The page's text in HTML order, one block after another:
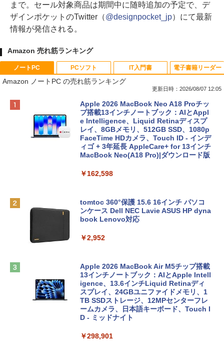
まで。セール対象商品は期間中に随時追加の予定で、デ
ザインポケットのTwitter（@designpocket_jp）にて最新
情報が発信される。
Amazon 売れ筋ランキング
ノートPC
Amazon ノートPC の売れ筋ランキング
更新日時：2026/08/07 12:05
Apple 2026 MacBook Neo A18 Proチッ
プ搭載13インチノートブック：AIとAppl
e Intelligence、Liquid Retinaディスプ
レイ、8GBメモリ、512GB SSD、1080p
FaceTime HDカメラ、Touch ID - インデ
ィゴ + 3年延長 AppleCare+ for 13インチ
MacBook Neo(A18 Pro)|ダウンロード版
￥162,598
tomtoc 360°保護 15.6 16インチ パソコ
ンケース Dell NEC Lavie ASUS HP dyna
book Lenovo対応
￥2,952
Apple 2026 MacBook Air M5チップ搭載
13インチノートブック：AIとApple Intell
igence、13.6インチLiquid Retinaディ
スプレイ、24GBユニファイドメモリ、1
TB SSDストレージ、12MPセンターフレ
ームカメラ、日本語キーボード、Touch I
D - ミッドナイト
￥298,901
PCソフト IT入門書 電子書籍リーダー